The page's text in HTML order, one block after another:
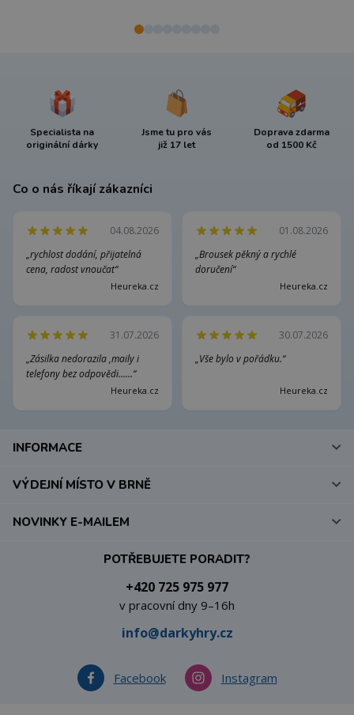
Specialista na
originální dárky
Jsme tu pro vás
již 17 let
Doprava zdarma
od 1500 Kč
Co o nás říkají zákazníci
04.08.2026
„rychlost dodání, přijatelná
cena, radost vnoučat“
Heureka.cz
01.08.2026
„Brousek pěkný a rychlé
doručení“
Heureka.cz
31.07.2026
„Zásilka nedorazila ,maily i
telefony bez odpovědi......“
Heureka.cz
30.07.2026
„Vše bylo v pořádku.“
Heureka.cz
INFORMACE
VÝDEJNÍ MÍSTO V BRNĚ
POTŘEBUJETE PORADIT?
+420 725 975 977
v pracovní dny 9–16h
info@darkyhry.cz
Facebook Instagram
NOVINKY E-MAILEM